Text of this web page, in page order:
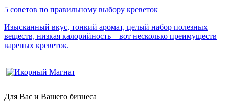
5 советов по правильному выбору креветок
Изысканный вкус, тонкий аромат, целый набор полезных
веществ, низкая калорийность – вот несколько преимуществ
вареных креветок.
Для Вас и Вашего бизнеса